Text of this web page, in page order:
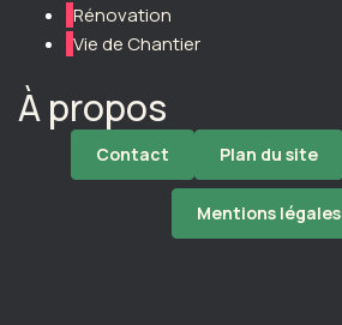
Rénovation
Vie de Chantier
À propos
Contact Plan du site
Mentions légales